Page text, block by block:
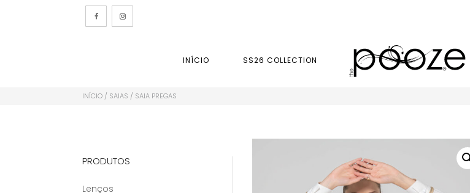
INÍCIO SS26 COLLECTION
INÍCIO / SAIAS / SAIA PREGAS
PRODUTOS
Lenços